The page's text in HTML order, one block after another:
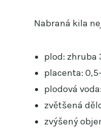
Nabraná kila
plod: zhruba
placenta:
plodová
zvětšená
zvýšený